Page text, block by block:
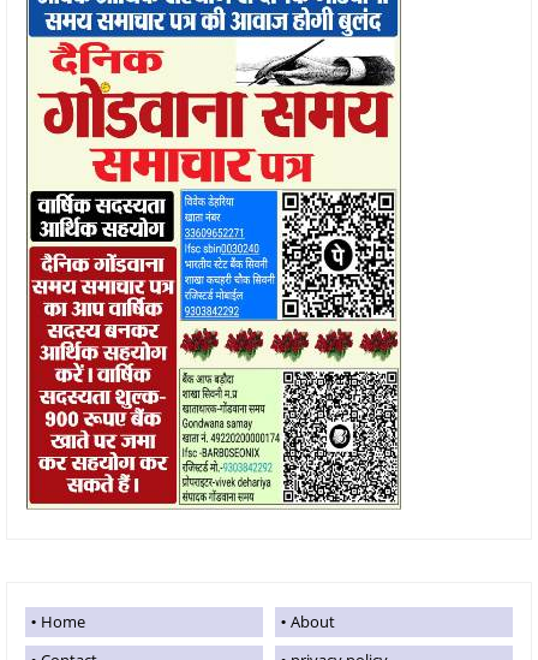
Home
About